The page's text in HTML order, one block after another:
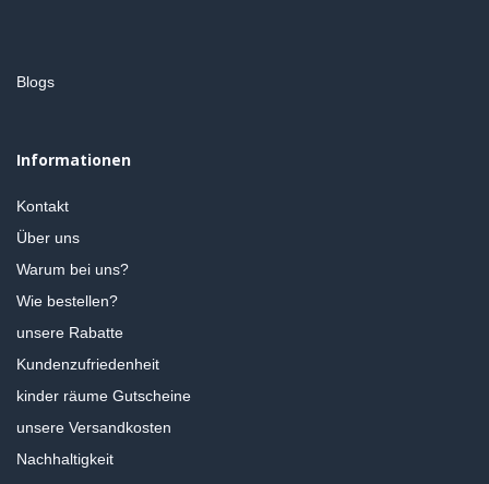
Blogs
Informationen
Kontakt
Über uns
Warum bei uns?
Wie bestellen?
unsere Rabatte
Kundenzufriedenheit
kinder räume Gutscheine
unsere Versandkosten
Nachhaltigkeit